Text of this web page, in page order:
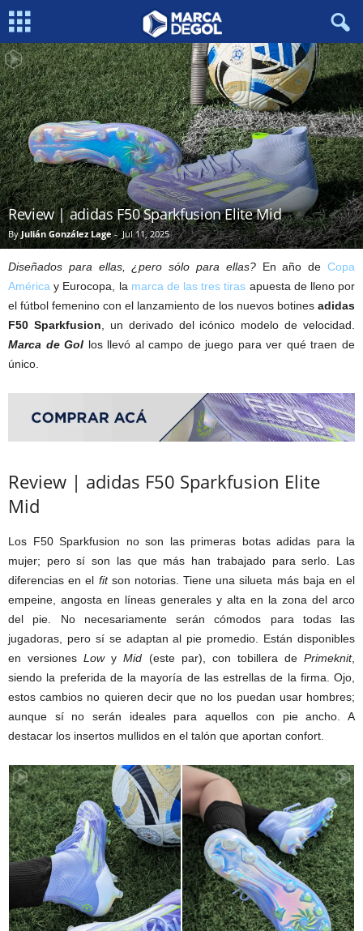
Review | adidas F50 Sparkfusion Elite Mid
By Julián González Lage- Jul 11, 2025
Diseñados para ellas, ¿pero sólo para ellas?En año deCopa
América y Eurocopa, la marca de las tres tiras apuesta de lleno por
el fútbol femenino con el lanzamiento de los nuevos botines adidas
F50 Sparkfusion, un derivado del icónico modelo de velocidad.
Marca de Gol los llevó al campo de juego para ver qué traen de
único.
Review | adidas F50 Sparkfusion Elite
Mid
Los F50 Sparkfusion no son las primeras botas adidas para la
mujer; pero sí son las que más han trabajado para serlo. Las
diferencias en el fitson notorias. Tiene una silueta más baja en el
empeine, angosta en líneas generales y alta en la zona del arco
del pie. No necesariamente serán cómodos para todas las
jugadoras, pero sí se adaptan al pie promedio. Están disponibles
en versionesLowyMid (este par), con tobillera dePrimeknit,
siendo la preferida de la mayoría de las estrellas de la firma. Ojo,
estos cambios no quieren decir que no los puedan usar hombres;
aunque sí no serán ideales para aquellos con pie ancho. A
destacar los insertos mullidos en el talón que aportan confort.